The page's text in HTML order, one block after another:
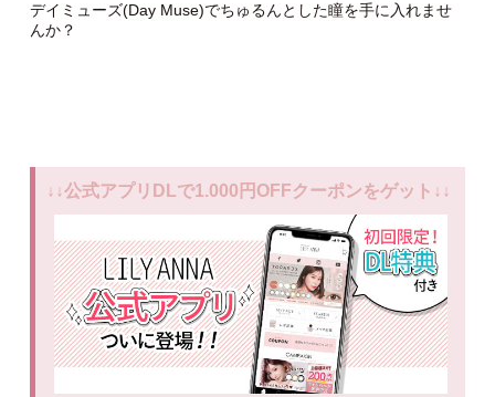
デイミューズ(Day Muse)でちゅるんとした瞳を手に入れませ
んか？
↓↓公式アプリDLで1.000円OFFクーポンをゲット↓↓